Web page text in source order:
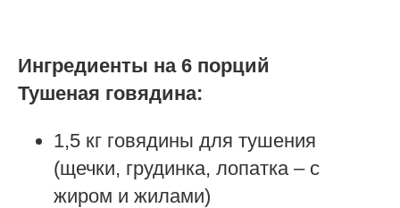
Ингредиенты на 6 порций
Тушеная говядина:
1,5 кг говядины для тушения
(щечки, грудинка, лопатка – с
жиром и жилами)